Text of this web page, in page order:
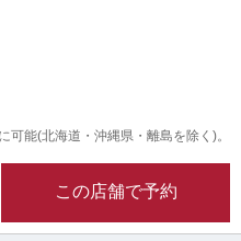
可能(北海道・沖縄県・離島を除く)。
この店舗で予約